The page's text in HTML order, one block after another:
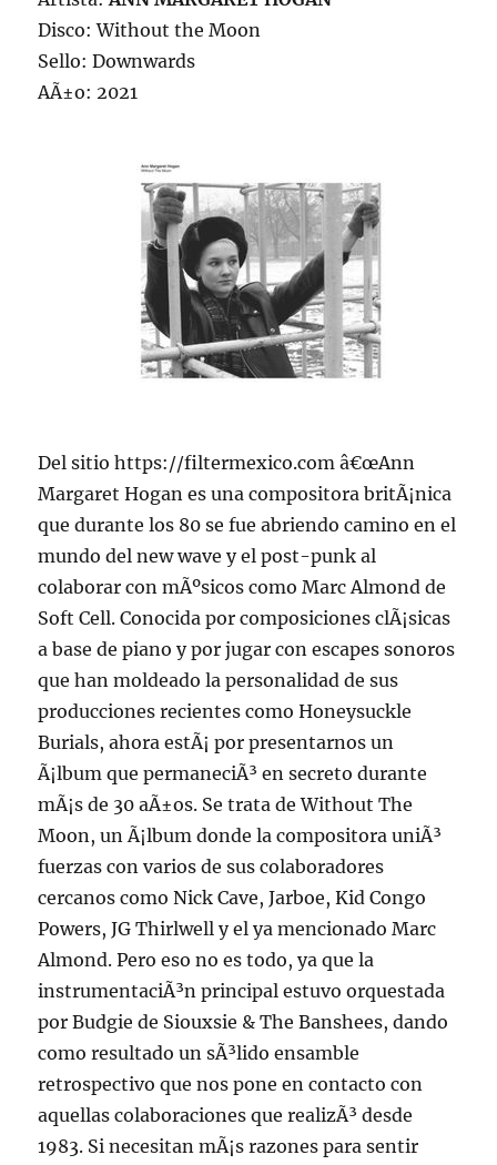
Disco: Without the Moon
Sello: Downwards
AÃ±o: 2021
Del sitio https://filtermexico.com â€œAnn
Margaret Hogan es una compositora britÃ¡nica
que durante los 80 se fue abriendo camino en el
mundo del new wave y el post-punk al
colaborar con mÃºsicos como Marc Almond de
Soft Cell. Conocida por composiciones clÃ¡sicas
a base de piano y por jugar con escapes sonoros
que han moldeado la personalidad de sus
producciones recientes como Honeysuckle
Burials, ahora estÃ¡ por presentarnos un
Ã¡lbum que permaneciÃ³ en secreto durante
mÃ¡s de 30 aÃ±os. Se trata de Without The
Moon, un Ã¡lbum donde la compositora uniÃ³
fuerzas con varios de sus colaboradores
cercanos como Nick Cave, Jarboe, Kid Congo
Powers, JG Thirlwell y el ya mencionado Marc
Almond. Pero eso no es todo, ya que la
instrumentaciÃ³n principal estuvo orquestada
por Budgie de Siouxsie & The Banshees, dando
como resultado un sÃ³lido ensamble
retrospectivo que nos pone en contacto con
aquellas colaboraciones que realizÃ³ desde
1983. Si necesitan mÃ¡s razones para sentir